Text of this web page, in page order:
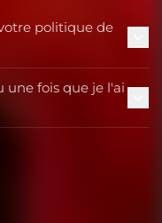
politique de
fois que je l'ai